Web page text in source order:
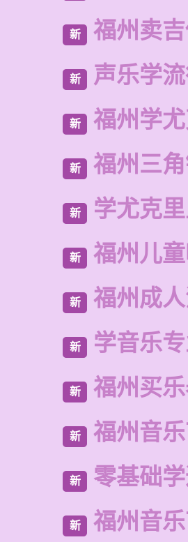
新 福州卖
新 声乐学
新 福州学
新 福州三角
新 学尤克
新 福州儿
新 福州成
新 学音乐
新 福州买
新 福州音
新 零基础
新 福州音